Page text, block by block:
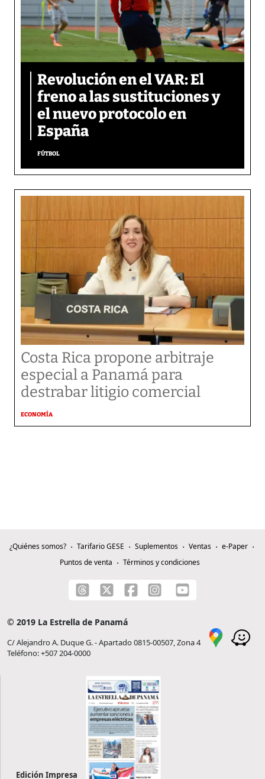
Revolución en el VAR: El
freno a las sustituciones y
el nuevo protocolo en
España
FÚTBOL
Costa Rica propone arbitraje
especial a Panamá para
destrabar litigio comercial
ECONOMÍA
¿Quiénes somos? Tarifario GESE Suplementos Ventas
e-Paper
Puntos de venta
Términos y condiciones
© 2019 La Estrella de Panamá
C/ Alejandro A. Duque G. - Apartado 0815-00507, Zona 4
Teléfono: +507 204-0000
Edición Impresa